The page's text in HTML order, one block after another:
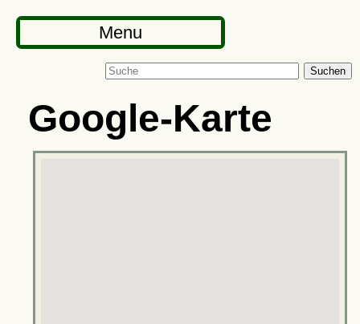
Menu
Suchen
Google-Karte